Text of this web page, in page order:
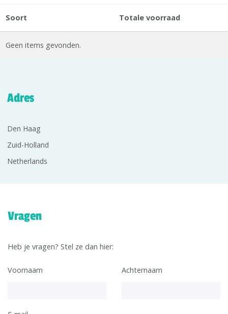
Soort Totale voorraad
Geen items gevonden.
Adres
Den Haag
Zuid-Holland
Netherlands
Vragen
Heb je vragen? Stel ze dan hier:
Voornaam Achternaam